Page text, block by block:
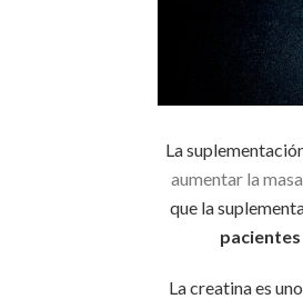
La
aumentar la
que la
La creatina es